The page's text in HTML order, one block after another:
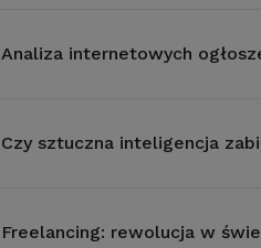
Analiza internetowych
Czy sztuczna inteligencja
Freelancing: rewolucja w